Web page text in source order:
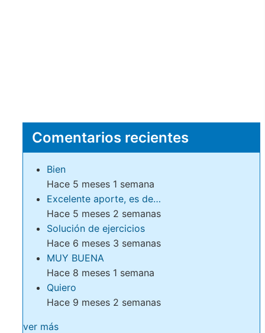
Comentarios recientes
Bien
Hace 5 meses 1 semana
Excelente aporte, es de…
Hace 5 meses 2 semanas
Solución de ejercicios
Hace 6 meses 3 semanas
MUY BUENA
Hace 8 meses 1 semana
Quiero
Hace 9 meses 2 semanas
ver más